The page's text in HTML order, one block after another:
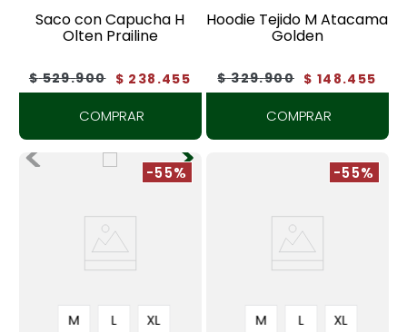
Saco con Capucha H
Olten Prailine
$ 529.900 $ 238 .455
COMPRAR
Hoodie Tejido M Atacama
Golden
$ 329.900 $ 148.455
COMPRAR
-55%
M L XL
-55%
M L XL